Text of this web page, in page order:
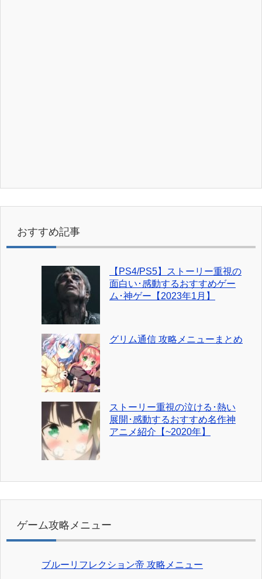
おすすめ記事
【PS4/PS5】ストーリー重視の
面白い･感動するおすすめゲー
ム･神ゲー【2023年1月】
グリム通信 攻略メニューまとめ
ストーリー重視の泣ける･熱い
展開･感動するおすすめ名作神
アニメ紹介【~2020年】
ゲーム攻略メニュー
ブルーリフレクション帝 攻略メニュー